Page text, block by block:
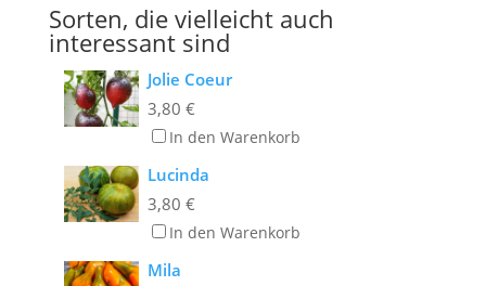
Sorten, die vielleicht auch
interessant sind
Jolie Coeur
3,80 €
In den Warenkorb
Lucinda
3,80 €
In den Warenkorb
Mila